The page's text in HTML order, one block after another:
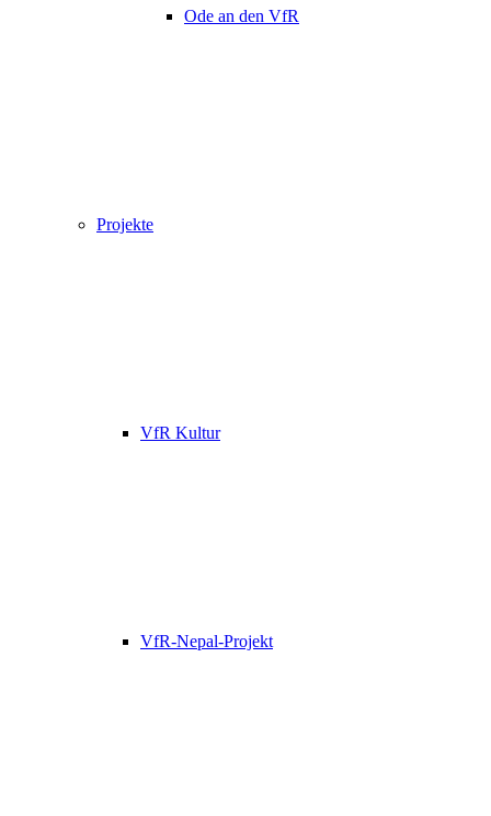
Ode an den VfR
Projekte
VfR Kultur
VfR-Nepal-Projekt